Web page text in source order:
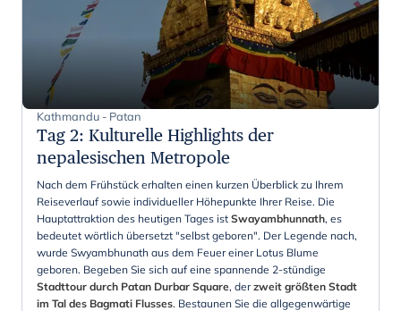
Kathmandu - Patan
Tag 2: Kulturelle Highlights der
nepalesischen Metropole
Nach dem Frühstück erhalten einen kurzen Überblick zu Ihrem
Reiseverlauf sowie individueller Höhepunkte Ihrer Reise. Die
Hauptattraktion des heutigen Tages ist Swayambhunnath, es
bedeutet wörtlich übersetzt "selbst geboren". Der Legende nach,
wurde Swyambhunath aus dem Feuer einer Lotus Blume
geboren. Begeben Sie sich auf eine spannende 2-stündige
Stadttour durch Patan Durbar Square, derzweit größten Stadt
im Tal des Bagmati Flusses. Bestaunen Sie die allgegenwärtige